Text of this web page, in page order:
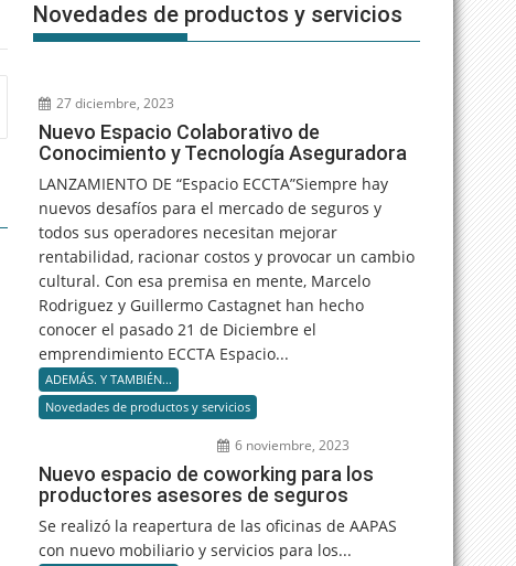
Novedades de productos y servicios
27 diciembre, 2023
Nuevo Espacio Colaborativo de
Conocimiento y Tecnología Aseguradora
LANZAMIENTO DE “Espacio ECCTA”Siempre hay
nuevos desafíos para el mercado de seguros y
todos sus operadores necesitan mejorar
rentabilidad, racionar costos y provocar un cambio
cultural. Con esa premisa en mente, Marcelo
Rodriguez y Guillermo Castagnet han hecho
conocer el pasado 21 de Diciembre el
emprendimiento ECCTA Espacio...
ADEMÁS. Y TAMBIÉN...
Novedades de productos y servicios
6 noviembre, 2023
Nuevo espacio de coworking para los
productores asesores de seguros
Se realizó la reapertura de las oficinas de AAPAS
con nuevo mobiliario y servicios para los...